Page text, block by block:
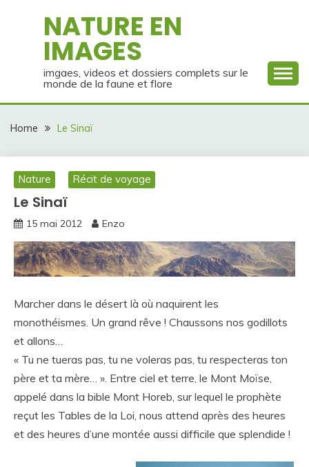
NATURE EN
IMAGES
imgaes, videos et dossiers complets sur le
monde de la faune et flore
Home Le Sinaï
Nature Récit de voyage
Le Sinaï
15 mai 2012 Enzo
Marcher dans le désert là où naquirent les
monothéismes. Un grand rêve ! Chaussons nos godillots
et allons…
« Tu ne tueras pas, tu ne voleras pas, tu respecteras ton
père et ta mère… ». Entre ciel et terre, le Mont Moïse,
appelé dans la bible Mont Horeb, sur lequel le prophète
reçut les Tables de la Loi, nous attend après des heures
et des heures d’une montée aussi difficile que splendide !